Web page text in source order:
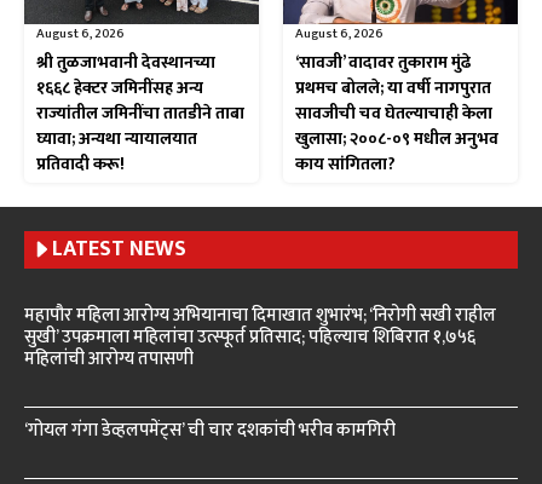
August 6, 2026
श्री तुळजाभवानी देवस्थानच्या
१६६८ हेक्टर जमिनींसह अन्य
राज्यांतील जमिनींचा तातडीने ताबा
घ्यावा; अन्यथा न्यायालयात
प्रतिवादी करू!
August 6, 2026
‘सावजी’ वादावर तुकाराम मुंढे
प्रथमच बोलले; या वर्षी नागपुरात
सावजीची चव घेतल्याचाही केला
खुलासा; २००८-०९ मधील अनुभव
काय सांगितला?
LATEST NEWS
महापौर महिला आरोग्य अभियानाचा दिमाखात शुभारंभ; ‘निरोगी सखी राहील
सुखी’ उपक्रमाला महिलांचा उत्स्फूर्त प्रतिसाद; पहिल्याच शिबिरात १,७५६
महिलांची आरोग्य तपासणी
‘गोयल गंगा डेव्हलपमेंट्स’ ची चार दशकांची भरीव कामगिरी